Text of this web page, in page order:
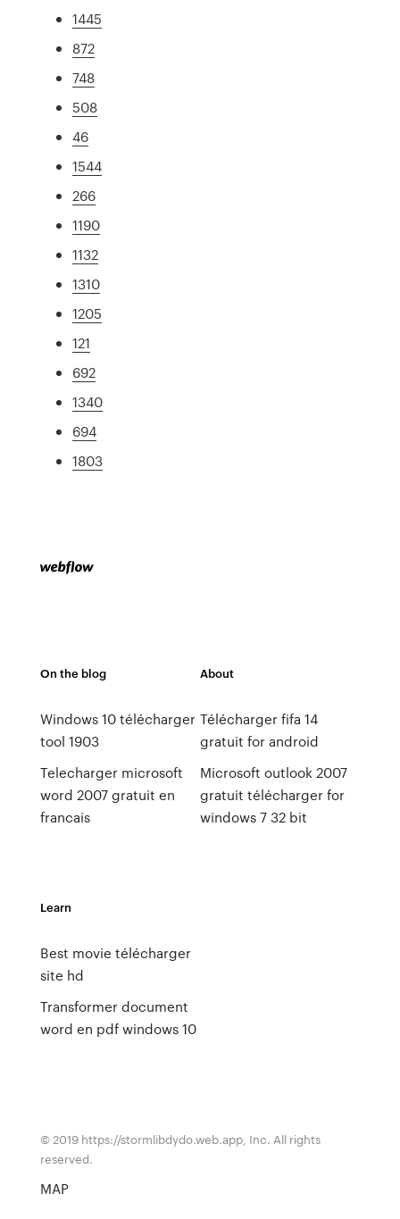
1445
872
748
508
46
1544
266
1190
1132
1310
1205
121
692
1340
694
1803
On the blog
Windows 10 télécharger
tool 1903
Telecharger microsoft
word 2007 gratuit en
francais
About
Télécharger fifa 14
gratuit for android
Microsoft outlook 2007
gratuit télécharger for
windows 7 32 bit
Learn
Best movie télécharger
site hd
Transformer document
word en pdf windows 10
© 2019 https://stormlibdydo.web.app, Inc. All rights
reserved.
MAP